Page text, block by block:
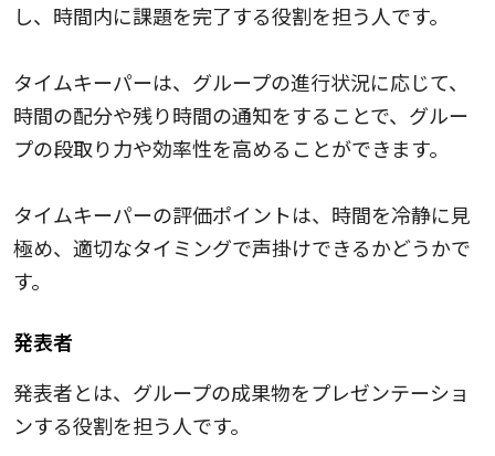
し、時間内に課題を完了する役割を担う人です。
タイムキーパーは、グループの進行状況に応じて、
時間の配分や残り時間の通知をすることで、グルー
プの段取り力や効率性を高めることができます。
タイムキーパーの評価ポイントは、時間を冷静に見
極め、適切なタイミングで声掛けできるかどうかで
す。
発表者
発表者とは、グループの成果物をプレゼンテーショ
ンする役割を担う人です。